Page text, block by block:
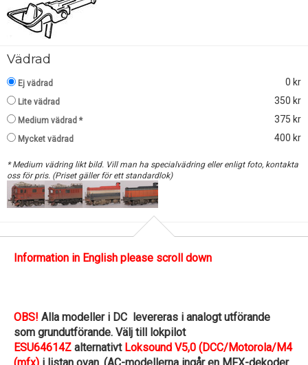
Vädrad
Ej vädrad 0 kr
Lite vädrad 350 kr
Medium vädrad * 375 kr
Mycket vädrad 400 kr
* Medium vädring likt bild. Vill man ha specialvädring eller enligt foto, kontakta
oss för pris. (Priset gäller för ett standardlok)
Information in English please scroll down
OBS! Alla modeller i DC levereras i analogt utförande
som grundutförande. Välj till lokpilot
ESU64614Z alternativt Loksound V5,0 (DCC/Motorola/M4